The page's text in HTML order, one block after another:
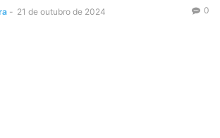
- 21 de outubro de 2024 0